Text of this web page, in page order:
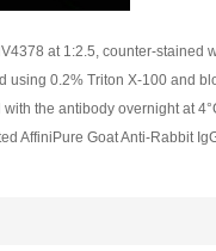
at 1:2.5, counter-stained
using 0.2% Triton X-100 and
the antibody overnight at
AffiniPure Goat Anti-Rabbit